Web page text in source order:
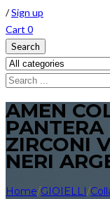
/Sign up
Cart 0
Search
AMEN
ZIRCONI
NERI
Home/GIOIELLI/